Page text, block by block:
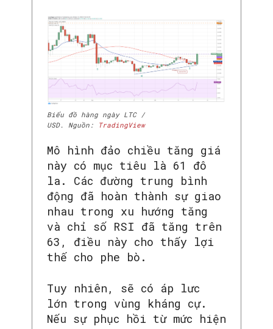
Biểu đồ hàng ngày LTC /
USD. Nguồn:
TradingView
Mô hình đảo chiều tăng giá
này có mục tiêu là 61 đô
la. Các đường trung bình
động đã hoàn thành sự giao
nhau trong xu hướng tăng
và chỉ số RSI đã tăng trên
63, điều này cho thấy lợi
thế cho phe bò.
Tuy nhiên, sẽ có áp lưc
lớn trong vùng kháng cự.
Nếu sự phục hồi từ mức hiện